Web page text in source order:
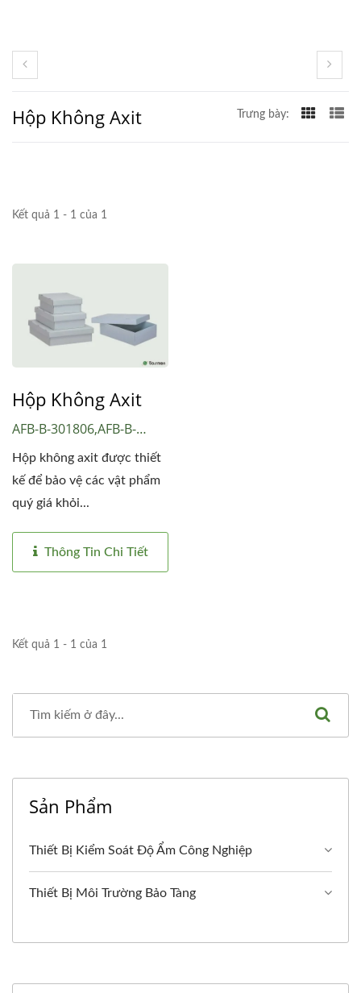
Hộp Không Axit Trưng bày:
Kết quả 1 - 1 của 1
Hộp Không Axit
AFB-B-301806,AFB-B-
111705,AFB-B-
162005,AFB-E-
111705,AFB-E-
183006,AFB-E-184006
Hộp không axit được thiết
kế để bảo vệ các vật phẩm
quý giá khỏi...
Thông Tin Chi Tiết
Kết quả 1 - 1 của 1
Sản Phẩm
Thiết Bị Kiểm Soát Độ Ẩm Công Nghiệp
Thiết Bị Môi Trường Bảo Tàng